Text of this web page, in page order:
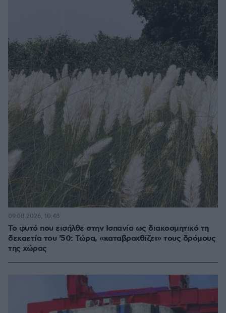
Το φυτό που εισήλθε στην Ισπανία ως διακοσμητικό τη
δεκαετία του '50: Τώρα, «καταβροχθίζει» τους δρόμους
της χώρας
09.08.2026, 10:48